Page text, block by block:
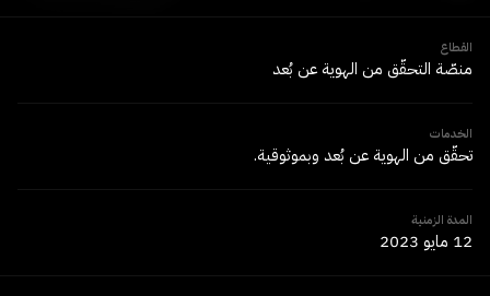
القطاع
منصّة التحقّق من الهوية عن بُعد
الخدمات
تحقّق من الهوية عن بُعد وبموثوقية.
المدة الزمنية
12 مايو 2023